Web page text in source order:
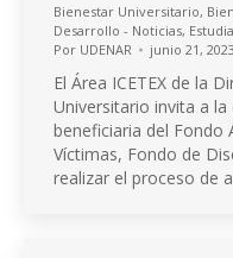
Bienestar Universitario,
Desarrollo - Noticias,
Por UDENAR junio 21, 2023
El Área ICETEX de la
Universitario invita a
beneficiaria del Fondo
Víctimas, Fondo de
realizar el proceso de